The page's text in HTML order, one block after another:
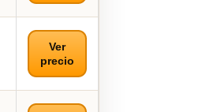
Ver
precio